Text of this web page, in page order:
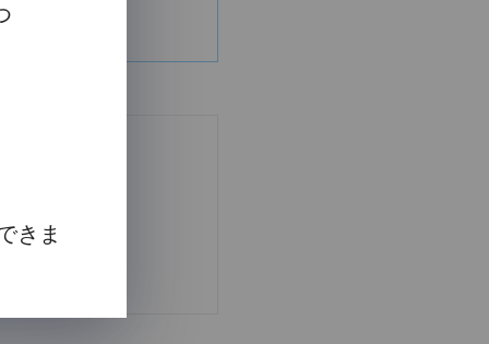
義します。
定するメール
サービスの利
きま